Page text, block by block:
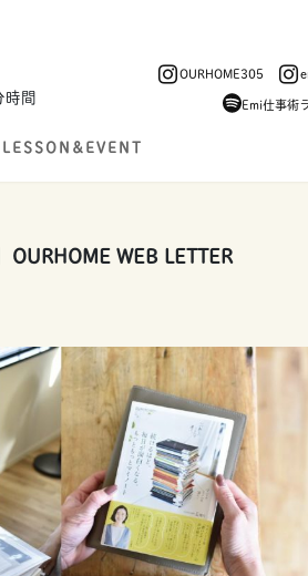
時間
OURHOME305
Emi仕事術
LESSON&EVENT
WEB LETTER